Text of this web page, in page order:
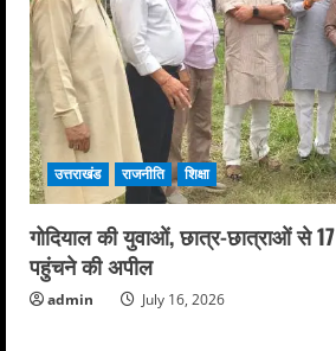
उत्तराखंड राजनीति शिक्षा
गोदियाल की युवाओं, छात्र-छात्राओं से
पहुंचने की अपील
admin July 16, 2026